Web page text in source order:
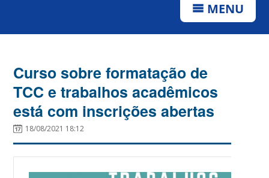
MENU
Curso sobre formatação de
TCC e trabalhos acadêmicos
está com inscrições abertas
18/08/2021 18:12